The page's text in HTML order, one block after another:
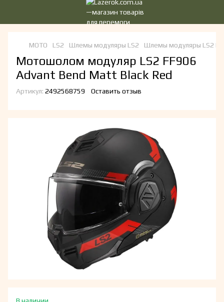
МОТО LS2 Шлемы модуляры LS2 Шлемы модуляры LS2
Мотошолом модуляр LS2 FF906
Advant Bend Matt Black Red
Артикул: 2492568759 Оставить отзыв